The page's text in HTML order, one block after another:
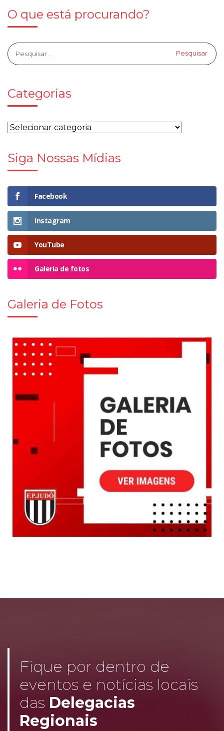
O que está procurando?
Categorias
Siga Nossas Mídias
Facebook
Instagram
YouTube
Galeria de fotos
Galeria de Fotos
Fique por dentro de
eventos e notícias locais
das Delegacias
Regionais